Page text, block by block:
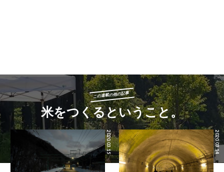
この連載の他の記事
米をつくるということ。
2020.03.15 2020.03.14